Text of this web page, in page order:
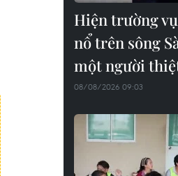
Hiện trường
nổ trên sông
một người
08/08/2026 09:03